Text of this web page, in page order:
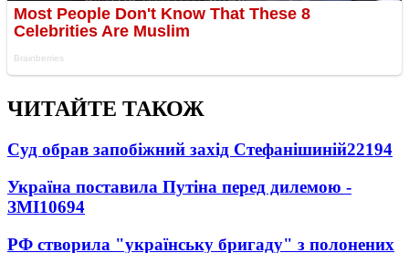
ЧИТАЙТЕ ТАКОЖ
Суд обрав запобіжний захід Стефанішиній22194
Україна поставила Путіна перед дилемою -
ЗМІ10694
РФ створила "українську бригаду" з полонених